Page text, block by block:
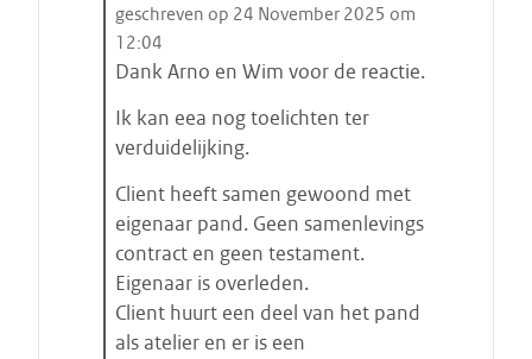
i
t
a
t
s
t
e
n
geschreven op 24 November 2025 om
12:04
Dank Arno en Wim voor de reactie.
Ik kan eea nog toelichten ter
verduidelijking.
Client heeft samen gewoond met
eigenaar pand. Geen samenlevings
contract en geen testament.
Eigenaar is overleden.
Client huurt een deel van het pand
als atelier en er is een